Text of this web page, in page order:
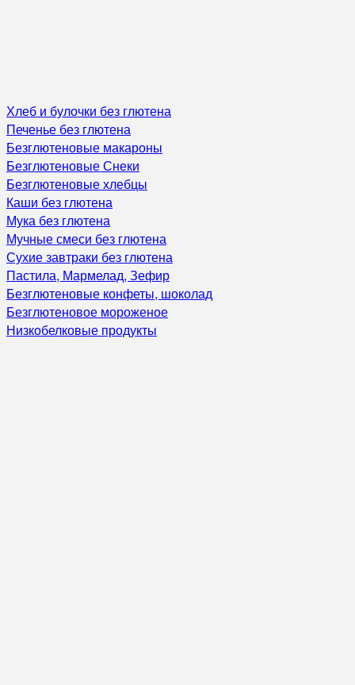
Хлеб и булочки без глютена
Печенье без глютена
Безглютеновые макароны
Безглютеновые Снеки
Безглютеновые хлебцы
Каши без глютена
Мука без глютена
Мучные смеси без глютена
Сухие завтраки без глютена
Пастила, Мармелад, Зефир
Безглютеновые конфеты, шоколад
Безглютеновое мороженое
Низкобелковые продукты